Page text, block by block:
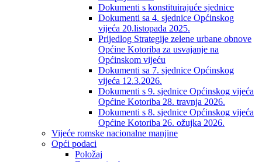
Dokumenti s konstituirajuće sjednice
Dokumenti sa 4. sjednice Općinskog
vijeća 20.listopada 2025.
Prijedlog Strategije zelene urbane obnove
Općine Kotoriba za usvajanje na
Općinskom vijeću
Dokumenti sa 7. sjednice Općinskog
vijeća 12.3.2026.
Dokumenti s 9. sjednice Općinskog vijeća
Općine Kotoriba 28. travnja 2026.
Dokumenti s 8. sjednice Općinskog vijeća
Općine Kotoriba 26. ožujka 2026.
Vijeće romske nacionalne manjine
Opći podaci
Položaj